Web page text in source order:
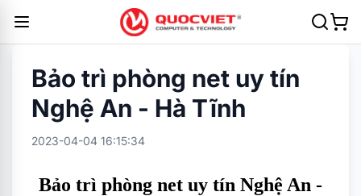
Bảo trì phòng net uy tín
Nghệ An - Hà Tĩnh
2023-04-04 16:15:34
Bảo trì phòng net uy tín Nghệ An -